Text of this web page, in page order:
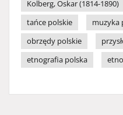
Kolberg, Oskar (1814-1890)
tańce polskie
muzyka
obrzędy polskie
etnografia polska